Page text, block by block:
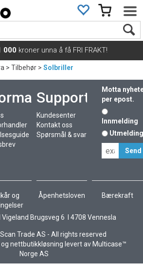
000 kroner unna å få FRI FRAKT!
>Tilbehør>Solbriller
Support
Kundesenter
Kontakt oss
Spørsmål & svar
Motta
per epost.
Innmelding
og
Åpenhetsloven Bærekraft
Vigeland Brugsveg 6 I 4708 Vennesla
Trade AS - All rights reserved
og nettbutikkløsning levert av Multicase™
Norge AS